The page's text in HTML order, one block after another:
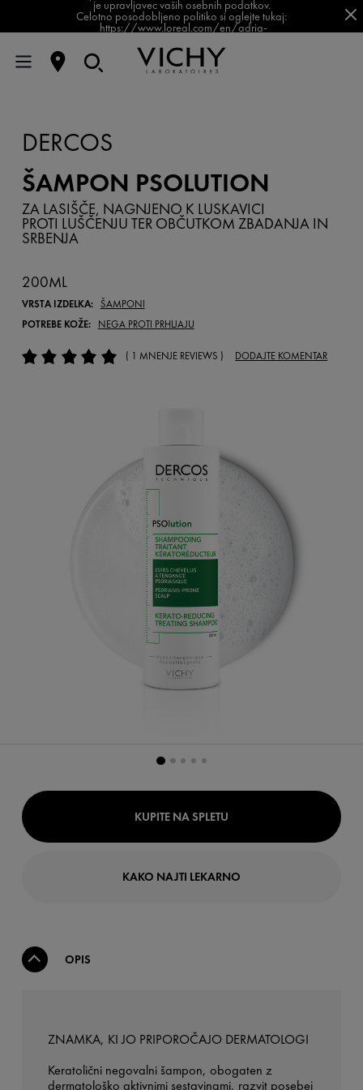
je upravljavec vaših osebnih podatkov.
Celotno posodobljeno politiko si oglejte tukaj:
https://www.loreal.com/en/adria-
DERCOS
ŠAMPON PSOLUTION
ZA LASIŠČE, NAGNJENO K LUSKAVICI
PROTI LUŠČENJU TER OBČUTKOM ZBADANJA IN
SRBENJA
200ML
VRSTA IZDELKA:
ŠAMPONI
POTREBE KOŽE:
NEGA PROTI PRHLJAJU
( 1 MNENJE REVIEWS ) DODAJTE KOMENTAR
KUPITE NA SPLETU
KAKO NAJTI LEKARNO
OPIS
ZNAMKA, KI JO PRIPOROČAJO DERMATOLOGI
Keratolični negovalni šampon, obogaten z
dermatološko aktivnimi sestavinami, razvit posebej